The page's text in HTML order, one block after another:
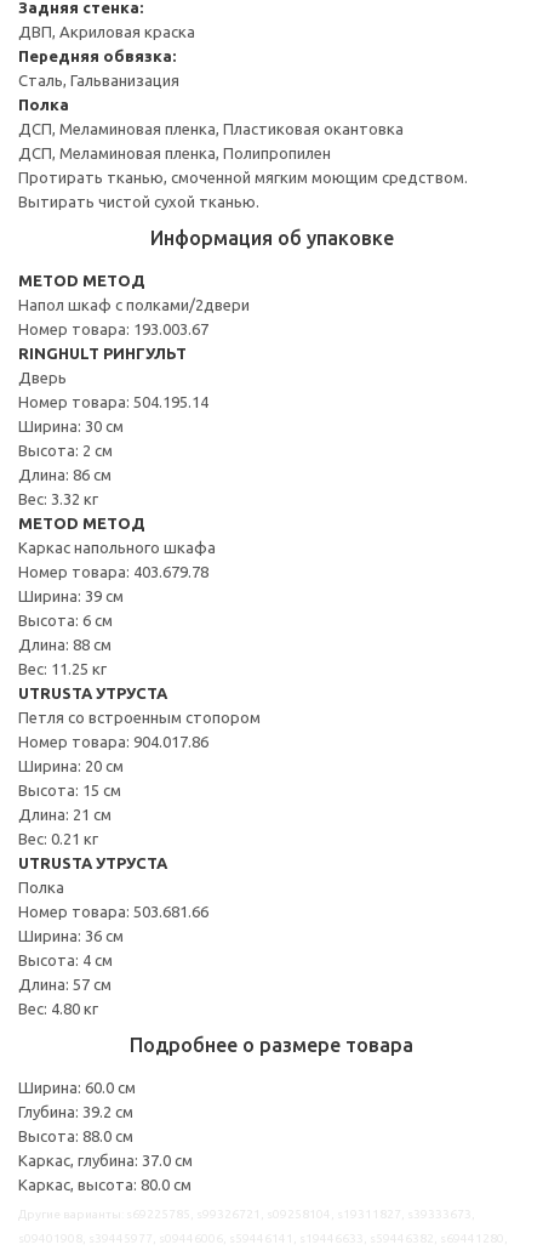
Задняя стенка:
ДВП, Акриловая краска
Передняя обвязка:
Сталь, Гальванизация
Полка
ДСП, Меламиновая пленка, Пластиковая окантовка
ДСП, Меламиновая пленка, Полипропилен
Протирать тканью, смоченной мягким моющим средством.
Вытирать чистой сухой тканью.
Информация об упаковке
METOD МЕТОД
Напол шкаф с полками/2двери
Номер товара: 193.003.67
RINGHULT РИНГУЛЬТ
Дверь
Номер товара: 504.195.14
Ширина: 30 см
Высота: 2 см
Длина: 86 см
Вес: 3.32 кг
METOD МЕТОД
Каркас напольного шкафа
Номер товара: 403.679.78
Ширина: 39 см
Высота: 6 см
Длина: 88 см
Вес: 11.25 кг
UTRUSTA УТРУСТА
Петля со встроенным стопором
Номер товара: 904.017.86
Ширина: 20 см
Высота: 15 см
Длина: 21 см
Вес: 0.21 кг
UTRUSTA УТРУСТА
Полка
Номер товара: 503.681.66
Ширина: 36 см
Высота: 4 см
Длина: 57 см
Вес: 4.80 кг
Подробнее о размере товара
Ширина: 60.0 см
Глубина: 39.2 см
Высота: 88.0 см
Каркас, глубина: 37.0 см
Каркас, высота: 80.0 см